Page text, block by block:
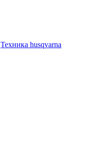
Техника husqvarna